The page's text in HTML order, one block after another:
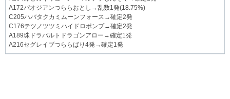
A172パオジアンつららおとし→乱数1発(18.75%)
C205ハバタクカミムーンフォース→確定2発
C176テツノツツミハイドロポンプ→確定2発
A189珠ドラパルトドラゴンアロー→確定1発
A216セグレイブつららばり4発→確定1発